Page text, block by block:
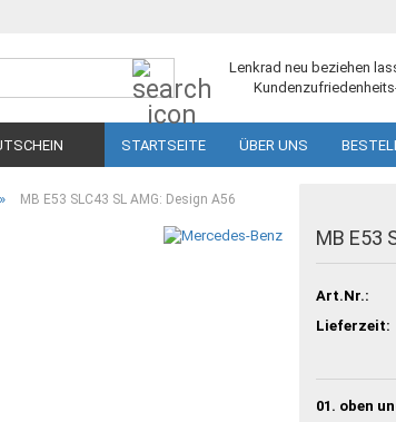
Lenkrad neu beziehen
STARTSEITE ÜBER UNS
» MB E53 SLC43 SL AMG: Design A56
MB E53
Art.Nr.:
Lieferzeit:
01. oben